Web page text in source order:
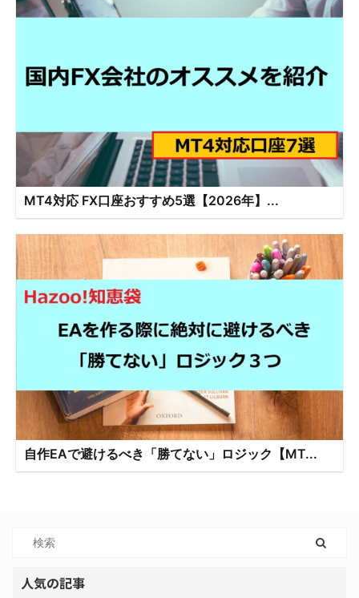
MT4対応 FX口座おすすめ5選【2026年】...
自作EAで避けるべき「勝てない」ロジック【MT...
人気の記事